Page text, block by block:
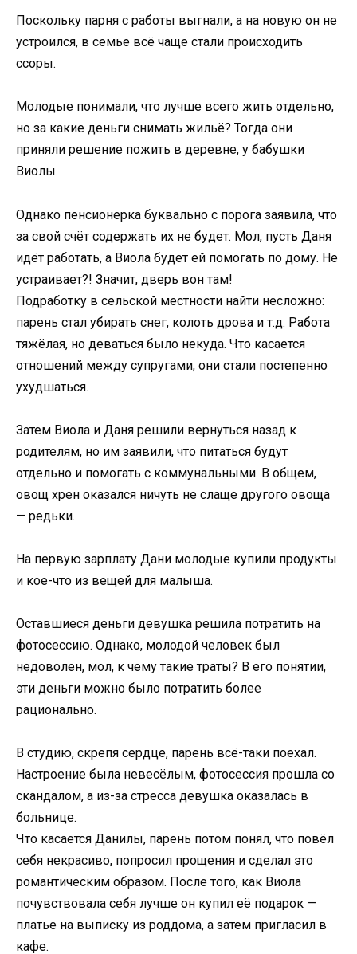
Поскольку парня с работы выгнали, а на новую он не
устроился, в семье всё чаще стали происходить
ссоры.
Молодые понимали, что лучше всего жить отдельно,
но за какие деньги снимать жильё? Тогда они
приняли решение пожить в деревне, у бабушки
Виолы.
Однако пенсионерка буквально с порога заявила, что
за свой счёт содержать их не будет. Мол, пусть Даня
идёт работать, а Виола будет ей помогать по дому. Не
устраивает?! Значит, дверь вон там!
Подработку в сельской местности найти несложно:
парень стал убирать снег, колоть дрова и т.д. Работа
тяжёлая, но деваться было некуда. Что касается
отношений между супругами, они стали постепенно
ухудшаться.
Затем Виола и Даня решили вернуться назад к
родителям, но им заявили, что питаться будут
отдельно и помогать с коммунальными. В общем,
овощ хрен оказался ничуть не слаще другого овоща
— редьки.
На первую зарплату Дани молодые купили продукты
и кое-что из вещей для малыша.
Оставшиеся деньги девушка решила потратить на
фотосессию. Однако, молодой человек был
недоволен, мол, к чему такие траты? В его понятии,
эти деньги можно было потратить более
рационально.
В студию, скрепя сердце, парень всё-таки поехал.
Настроение была невесёлым, фотосессия прошла со
скандалом, а из-за стресса девушка оказалась в
больнице.
Что касается Данилы, парень потом понял, что повёл
себя некрасиво, попросил прощения и сделал это
романтическим образом. После того, как Виола
почувствовала себя лучше он купил её подарок —
платье на выписку из роддома, а затем пригласил в
кафе.